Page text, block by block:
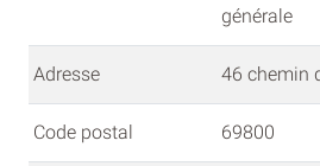
générale
Adresse 46 chemin
Code postal 69800